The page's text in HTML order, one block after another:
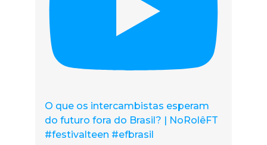
O que os intercambistas esperam
do futuro fora do Brasil? | NoRolêFT
#festivalteen #efbrasil